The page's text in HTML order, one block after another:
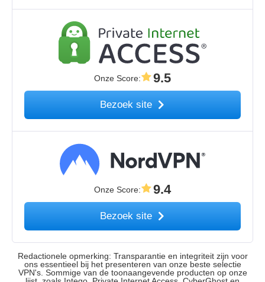
Onze Score: 9.5
Bezoek site
Onze Score: 9.4
Bezoek site
Redactionele opmerking: Transparantie en integriteit zijn voor
ons essentieel bij het presenteren van onze beste selectie
VPN's. Sommige van de toonaangevende producten op onze